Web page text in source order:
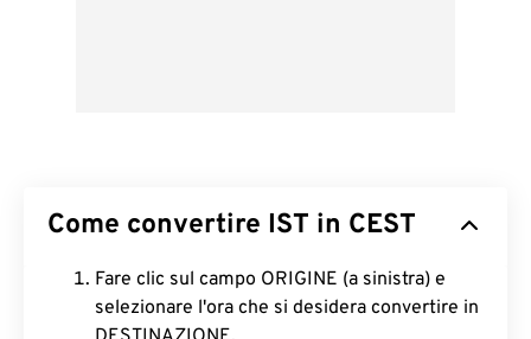
Come convertire IST in CEST
Fare clic sul campo ORIGINE (a sinistra) e
selezionare l'ora che si desidera convertire in